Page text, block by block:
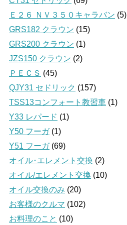
Ｅ２６ ＮＶ３５０キャラバン (5)
GRS182 クラウン (15)
GRS200 クラウン (1)
JZS150 クラウン (2)
ＰＥＣＳ (45)
QJY31 セドリック (157)
TSS13コンフォート教習車 (1)
Y33 レパード (1)
Y50 フーガ(1)
Y51 フーガ(69)
オイル･エレメント交換 (2)
オイル/エレメント交換 (10)
オイル交換のみ (20)
お客様のクルマ (102)
お料理のこと (10)